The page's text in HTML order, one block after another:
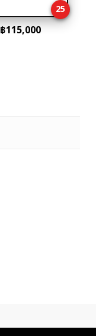
cart
25
฿115,000